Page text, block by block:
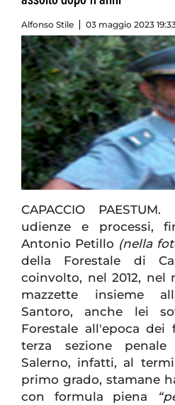
Alfonso Stile 03 maggio 2023
CAPACCIO
udienze e processi,
Antonio Petillo (nella
della Forestale di
coinvolto, nel 2012, nel
mazzette insieme
Santoro, anche lei
Forestale all'epoca
terza sezione
Salerno, infatti, al
primo grado, stamane
con formula piena